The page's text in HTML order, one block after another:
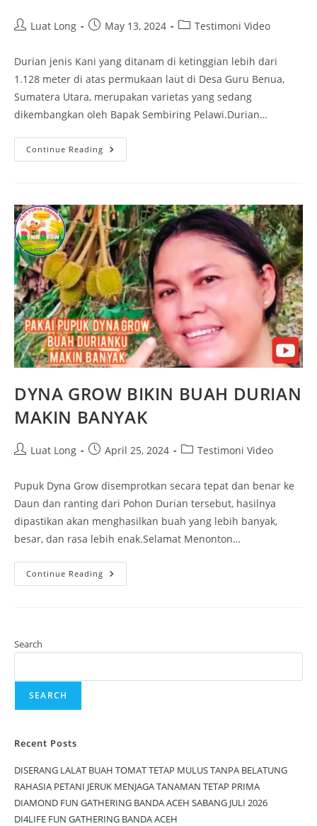
Luat Long May 13, 2024 Testimoni Video
Durian jenis Kani yang ditanam di ketinggian lebih dari
1.128 meter di atas permukaan laut di Desa Guru Benua,
Sumatera Utara, merupakan varietas yang sedang
dikembangkan oleh Bapak Sembiring Pelawi.Durian…
Continue Reading
DYNA GROW BIKIN BUAH DURIAN
MAKIN BANYAK
Luat Long April 25, 2024 Testimoni Video
Pupuk Dyna Grow disemprotkan secara tepat dan benar ke
Daun dan ranting dari Pohon Durian tersebut, hasilnya
dipastikan akan menghasilkan buah yang lebih banyak,
besar, dan rasa lebih enak.Selamat Menonton…
Continue Reading
Search
SEARCH
Recent Posts
DISERANG LALAT BUAH TOMAT TETAP MULUS TANPA BELATUNG
RAHASIA PETANI JERUK MENJAGA TANAMAN TETAP PRIMA
DIAMOND FUN GATHERING BANDA ACEH SABANG JULI 2026
DI4LIFE FUN GATHERING BANDA ACEH